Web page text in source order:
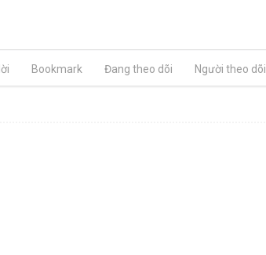
Bookmark Đang theo dõi Người theo dõi